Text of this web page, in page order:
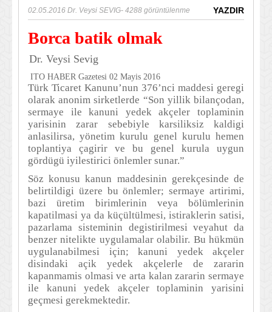
02.05.2016 Dr. Veysi SEVIG- 4288 görüntülenme YAZDIR
Borca batik olmak
Dr. Veysi Sevig
ITO HABER Gazetesi 02 Mayis 2016
Türk Ticaret Kanunu’nun 376’nci maddesi geregi
olarak anonim sirketlerde “Son yillik bilançodan,
sermaye ile kanuni yedek akçeler toplaminin
yarisinin zarar sebebiyle karsiliksiz kaldigi
anlasilirsa, yönetim kurulu genel kurulu hemen
toplantiya çagirir ve bu genel kurula uygun
gördügü iyilestirici önlemler sunar.”
Söz konusu kanun maddesinin gerekçesinde de
belirtildigi üzere bu önlemler; sermaye artirimi,
bazi üretim birimlerinin veya bölümlerinin
kapatilmasi ya da küçültülmesi, istiraklerin satisi,
pazarlama sisteminin degistirilmesi veyahut da
benzer nitelikte uygulamalar olabilir. Bu hükmün
uygulanabilmesi için; kanuni yedek akçeler
disindaki açik yedek akçelerle de zararin
kapanmamis olmasi ve arta kalan zararin sermaye
ile kanuni yedek akçeler toplaminin yarisini
geçmesi gerekmektedir.